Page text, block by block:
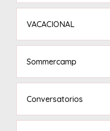
VACACIONAL
Sommercamp
Conversatorios